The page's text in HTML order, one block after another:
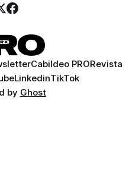
Cabildeo PRORevista
LinkedinTikTok
by Ghost